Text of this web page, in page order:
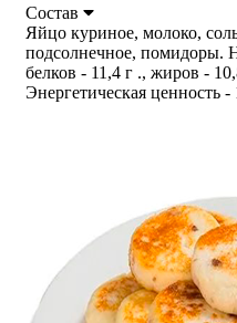
Состав
Яйцо куриное, молоко,
подсолнечное, помидоры.
белков - 11,4 г ., жиров -
Энергетическая ценность -